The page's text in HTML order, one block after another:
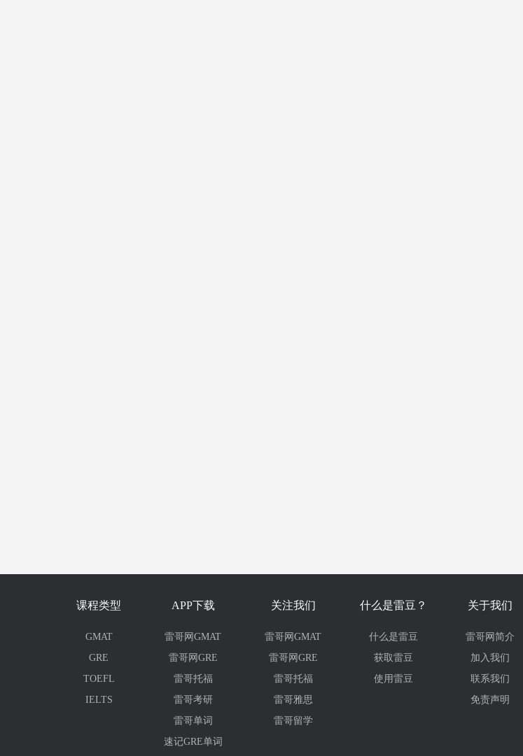
课程类型
GMAT
GRE
TOEFL
IELTS
APP下载
雷哥网GMAT
雷哥网GRE
雷哥托福
雷哥考研
雷哥单词
速记GRE单词
关注我们
雷哥网GMAT
雷哥网GRE
雷哥托福
雷哥雅思
雷哥留学
什么是雷豆？
什么是雷豆
获取雷豆
使用雷豆
关于我们
雷哥网简介
加入我们
联系我们
免责声明